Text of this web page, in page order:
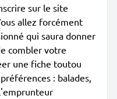
sur le site
allez forcément
qui saura donner
combler votre
une fiche toutou
: balades,